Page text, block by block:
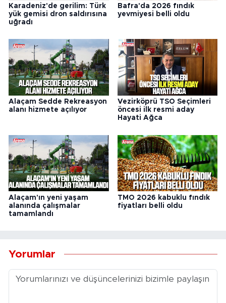
Karadeniz'de gerilim: Türk
yük gemisi dron saldırısına
uğradı
Bafra'da 2026 fındık
yevmiyesi belli oldu
Alaçam Sedde Rekreasyon
alanı hizmete açılıyor
Vezirköprü TSO Seçimleri
öncesi ilk resmi aday
Hayati Ağca
Alaçam'ın yeni yaşam
alanında çalışmalar
tamamlandı
TMO 2026 kabuklu fındık
fiyatları belli oldu
Yorumlar